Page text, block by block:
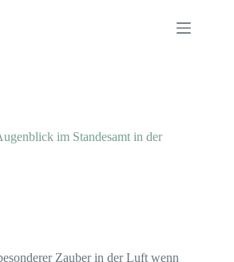
im Standesamt in der
Zauber in der Luft wenn